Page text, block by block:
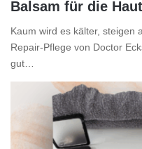
Balsam für die
Kaum wird es kälter, steigen
Repair-Pflege von Doctor
gut…